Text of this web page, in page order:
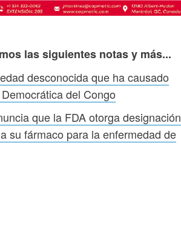
las siguientes notas y más...
desconocida que ha causado
del Congo
que la FDA otorga designación
su fármaco para la enfermedad de